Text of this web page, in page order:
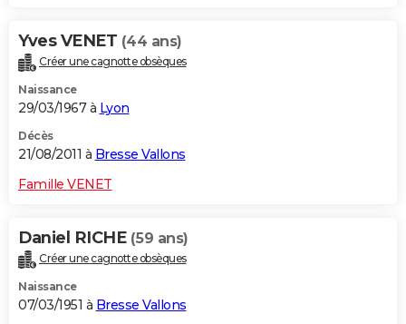
Yves VENET (44 ans)
Créer une cagnotte obsèques
Naissance
29/03/1967 à Lyon
Décès
21/08/2011 à Bresse Vallons
Famille VENET
Daniel RICHE (59 ans)
Créer une cagnotte obsèques
Naissance
07/03/1951 à Bresse Vallons